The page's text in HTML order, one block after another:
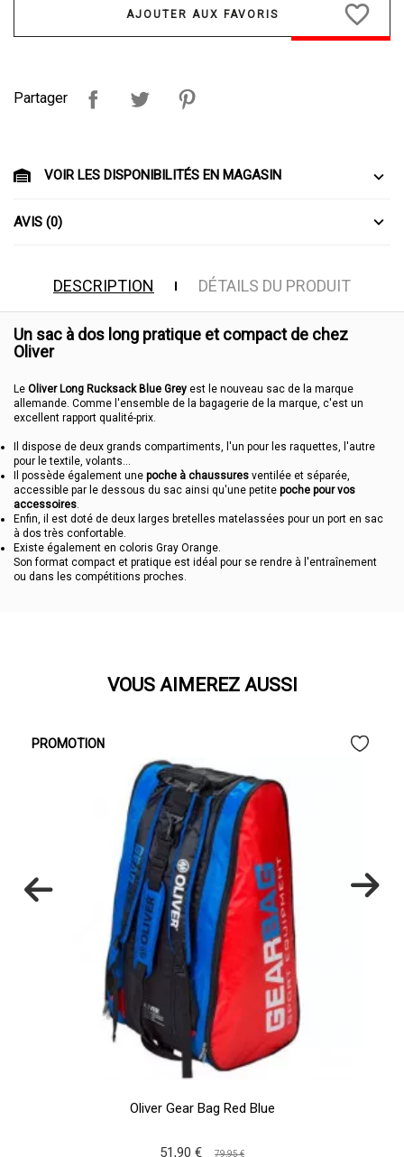
favorite_border
Partager
VOIR LES DISPONIBILITÉS EN MAGASIN
AVIS (0)
DESCRIPTION DÉTAILS DU PRODUIT
Un sac à dos long pratique et compact de chez
Oliver
Le Oliver Long Rucksack Blue Grey est le nouveau sac de la marque
allemande. Comme l'ensemble de la bagagerie de la marque, c'est un
excellent rapport qualité-prix.
Il dispose de deux grands compartiments, l'un pour les raquettes, l'autre
pour le textile, volants...
Il possède également une poche à chaussures ventilée et séparée,
accessible par le dessous du sac ainsi qu'une petite poche pour vos
accessoires.
Enfin, il est doté de deux larges bretelles matelassées pour un port en sac
à dos très confortable.
Existe également en coloris Gray Orange.
Son format compact et pratique est idéal pour se rendre à l'entraînement
ou dans les compétitions proches.
VOUS AIMEREZ AUSSI
PROMOTION
Oliver Gear Bag Red Blue
51,90 € 79,95 €